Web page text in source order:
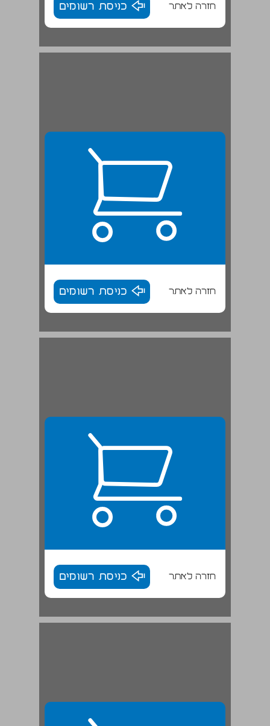
חזרה לאתר כניסת רשומים
חזרה לאתר כניסת רשומים
פרק ראשון: זמנים חדשים, זמירות חדשות ... 26
חזרה לאתר כניסת רשומים
ההגירה היהודית במלחמת העולם הראשונה ... 27